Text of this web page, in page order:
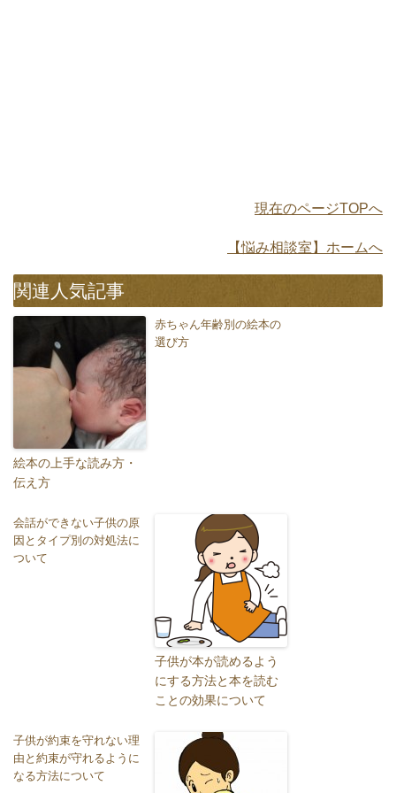
現在のページTOPへ
【悩み相談室】ホームへ
関連人気記事
絵本の上手な読み方・
伝え方
赤ちゃん年齢別の絵本の
選び方
会話ができない子供の原
因とタイプ別の対処法に
ついて
子供が本が読めるよう
にする方法と本を読む
ことの効果について
子供が約束を守れない理
由と約束が守れるように
なる方法について